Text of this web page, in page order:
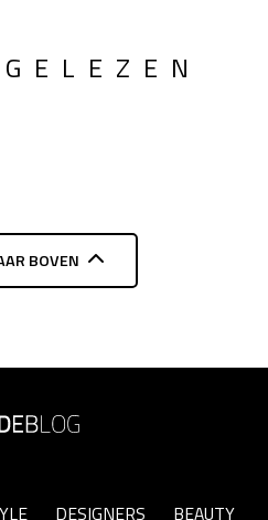
BOVEN
DESIGNERS BEAUTY